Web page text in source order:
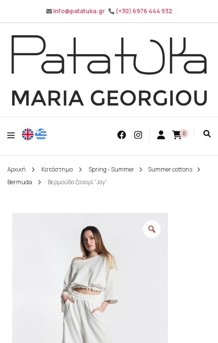
info@patatuka.gr (+30) 6976 444 932
Patatuka
Maria Georgiou
0
Αρχική Κατάστημα Spring - Summer
Summer cottons
Bermuda
Βερμούδα ζαχαρί “Joy”